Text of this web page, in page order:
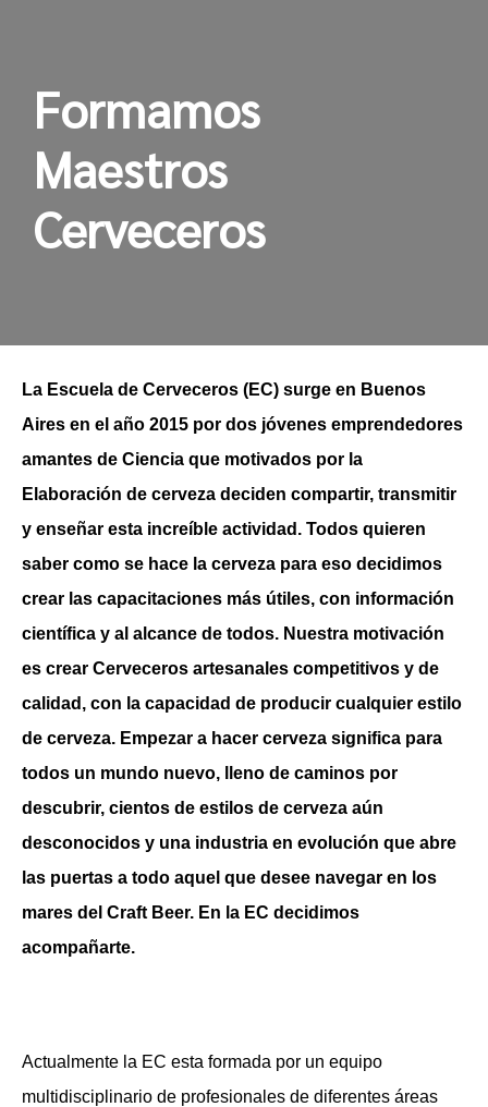
Formamos
Maestros
Cerveceros
La Escuela de Cerveceros (EC) surge en Buenos
Aires en el año 2015 por dos jóvenes emprendedores
amantes de Ciencia que motivados por la
Elaboración de cerveza deciden compartir, transmitir
y enseñar esta increíble actividad. Todos quieren
saber como se hace la cerveza para eso decidimos
crear las capacitaciones más útiles, con información
científica y al alcance de todos. Nuestra motivación
es crear Cerveceros artesanales competitivos y de
calidad, con la capacidad de producir cualquier estilo
de cerveza. Empezar a hacer cerveza significa para
todos un mundo nuevo, lleno de caminos por
descubrir, cientos de estilos de cerveza aún
desconocidos y una industria en evolución que abre
las puertas a todo aquel que desee navegar en los
mares del Craft Beer. En la EC decidimos
acompañarte.
Actualmente la EC esta formada por un equipo
multidisciplinario de profesionales de diferentes áreas